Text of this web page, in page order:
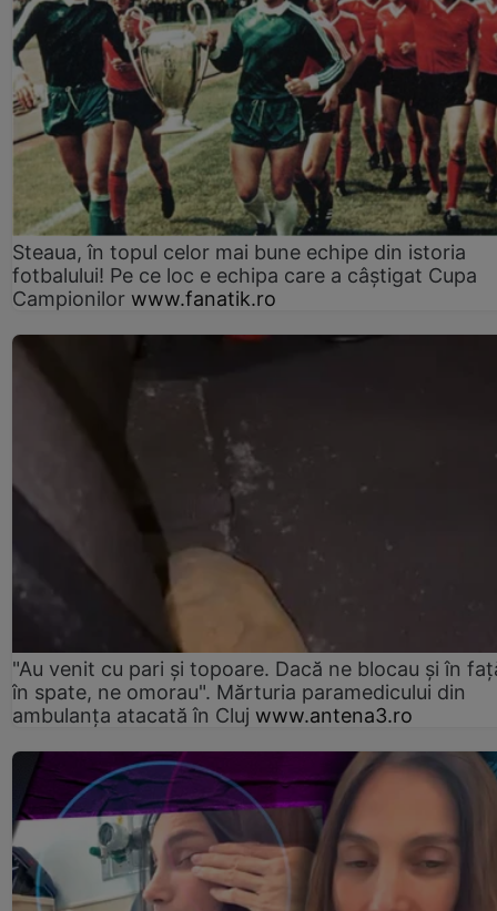
Steaua, în topul celor mai bune echipe din istoria
fotbalului! Pe ce loc e echipa care a câştigat Cupa
Campionilor www.fanatik.ro
"Au venit cu pari și topoare. Dacă ne blocau şi în
în spate, ne omorau". Mărturia paramedicului din
ambulanţa atacată în Cluj www.antena3.ro